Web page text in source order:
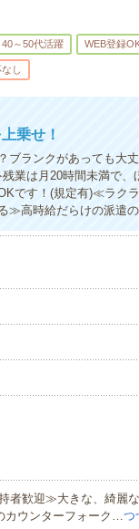
40～50代活躍 WEB登録
し
乗せ！
ランクがあっても大
業は月20時間未満で
です！(規定有)≪ラク
≫高時給だらけの派遣の
者歓迎≫大きな、綺麗
カウンターフォーク…つ